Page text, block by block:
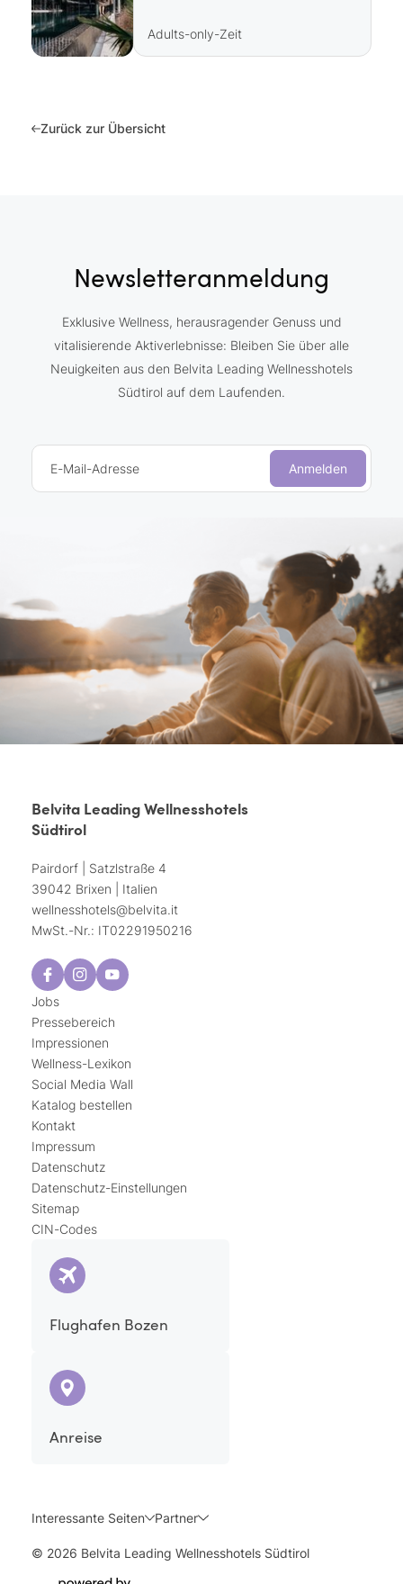
Adults-only-Zeit
Zurück zur Übersicht
Newsletteranmeldung
Exklusive Wellness, herausragender Genuss und
vitalisierende Aktiverlebnisse: Bleiben Sie über alle
Neuigkeiten aus den Belvita Leading Wellnesshotels
Südtirol auf dem Laufenden.
E-Mail-Adresse Anmelden
Belvita Leading Wellnesshotels
Südtirol
Pairdorf | Satzlstraße 4
39042 Brixen | Italien
wellnesshotels@belvita.it
MwSt.-Nr.: IT02291950216
Jobs
Pressebereich
Impressionen
Wellness-Lexikon
Social Media Wall
Katalog bestellen
Kontakt
Impressum
Datenschutz
Datenschutz-Einstellungen
Sitemap
CIN-Codes
Flughafen Bozen
Anreise
Interessante Seiten Partner
© 2026 Belvita Leading Wellnesshotels Südtirol